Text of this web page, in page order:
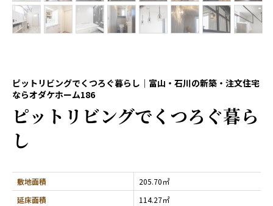
ピットリビングでくつろぐ暮らし｜富山・石川の新築・注文住宅
ならオダケホーム186
ピットリビングでくつろぐ暮ら
し
敷地面積
205.70㎡
延床面積
114.27㎡